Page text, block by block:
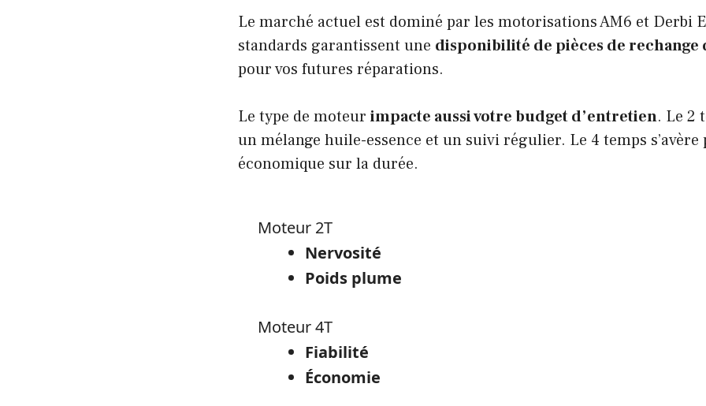
Le marché actuel est dominé par les motorisations AM6 et Derbi
standards garantissent une disponibilité de pièces de
pour vos futures réparations.
Le type de moteur impacte aussi votre budget d’entretien. Le 2
un mélange huile-essence et un suivi régulier. Le 4 temps
économique sur la durée.
Moteur 2T
Nervosité
Poids plume
Moteur 4T
Fiabilité
Économie